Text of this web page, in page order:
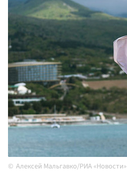
Алексей Мальгавко/РИА «Новости»